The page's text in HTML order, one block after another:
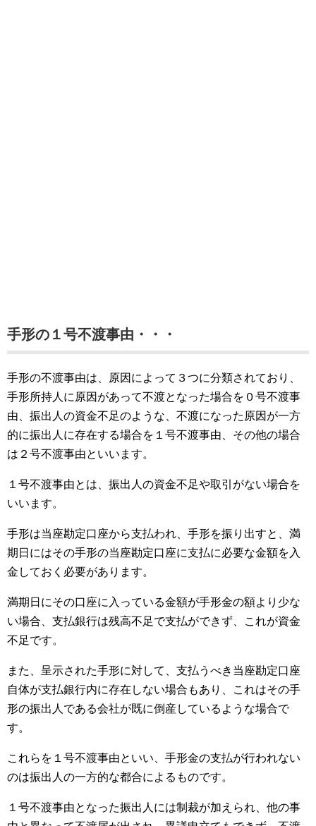
手形の１号不渡事由・・・
手形の不渡事由は、原因によって３つに分類されており、
手形所持人に原因があって不渡となった場合を０号不渡事
由、振出人の資金不足のような、不渡になった原因が一方
的に振出人に存在する場合を１号不渡事由、その他の場合
は２号不渡事由といいます。
１号不渡事由とは、振出人の資金不足や取引がない場合を
いいます。
手形は当座勘定口座から支払われ、手形を振り出すと、満
期日にはその手形の当座勘定口座に支払に必要な金額を入
金しておく必要があります。
満期日にその口座に入っている金額が手形金の額より少な
い場合、支払銀行は残高不足で支払ができず、これが資金
不足です。
また、呈示された手形に対して、支払うべき当座勘定口座
自体が支払銀行内に存在しない場合もあり、これはその手
形の振出人である会社が既に倒産しているような場合で
す。
これらを１号不渡事由といい、手形金の支払が行われない
のは振出人の一方的な都合によるものです。
１号不渡事由となった振出人には制裁が加えられ、他の事